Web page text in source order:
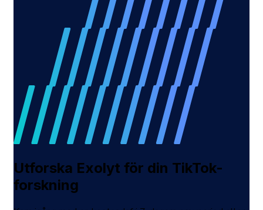
Utforska Exolyt för din TikTok-
forskning